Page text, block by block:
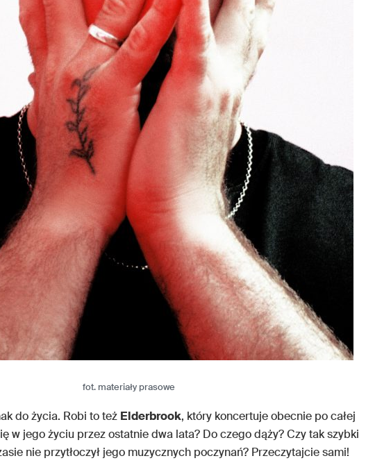
fot. materiały prasowe
do życia. Robi to też Elderbrook, który koncertuje obecnie po całej
w jego życiu przez ostatnie dwa lata? Do czego dąży? Czy tak szybki
nie przytłoczył jego muzycznych poczynań? Przeczytajcie sami!